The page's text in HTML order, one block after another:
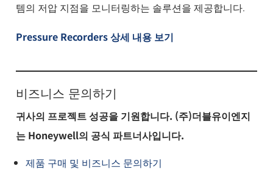
템의 저압 지점을 모니터링하는 솔루션을 제공합니다.
Pressure Recorders 상세 내용 보기
비즈니스 문의하기
귀사의 프로젝트 성공을 기원합니다. (주)더블유이엔지
는 Honeywell의 공식 파트너사입니다.
제품 구매 및 비즈니스 문의하기